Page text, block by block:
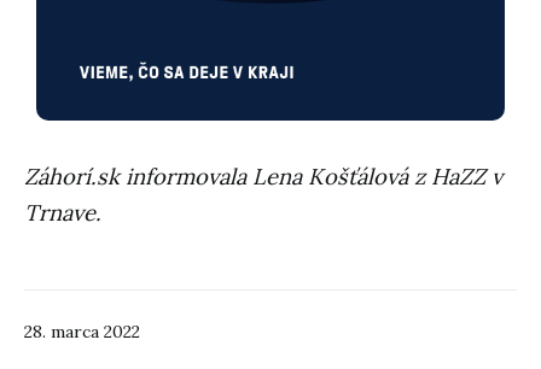
28. marca 2022
Záhorí.sk informovala Lena Košťálová z HaZZ v
Trnave.